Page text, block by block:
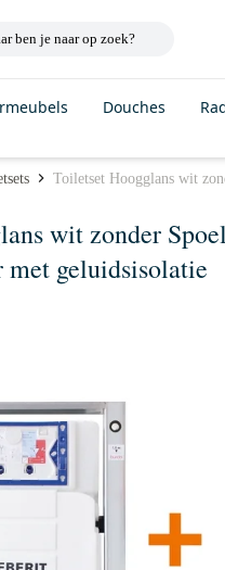
Douches
Toiletset Hoogglans wit
wit zonder
geluidsisolatie